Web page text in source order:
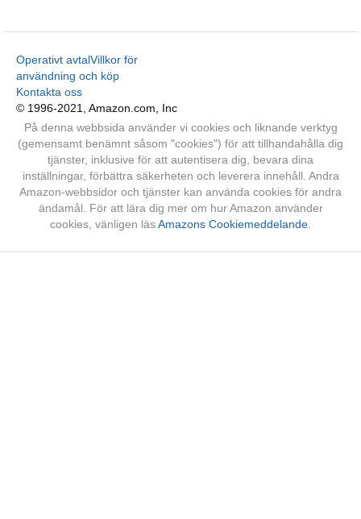
Operativt avtalVillkor för
användning och köp
Kontakta oss
© 1996-2021, Amazon.com, Inc
På denna webbsida använder vi cookies och liknande verktyg
(gemensamt benämnt såsom "cookies") för att tillhandahålla dig
tjänster, inklusive för att autentisera dig, bevara dina
inställningar, förbättra säkerheten och leverera innehåll. Andra
Amazon-webbsidor och tjänster kan använda cookies för andra
ändamål. För att lära dig mer om hur Amazon använder
cookies, vänligen läsAmazons Cookiemeddelande